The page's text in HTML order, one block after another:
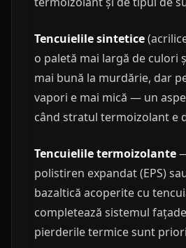
Tencuielile sintetice
o paletă mai largă de culori
mai bună la murdărie, dar
vapori e mai mică — un
când stratul termoizolant e
Tencuielile termoizolante
polistiren expandat (EPS)
bazaltică acoperite cu
completează sistemul
pierderile termice sunt